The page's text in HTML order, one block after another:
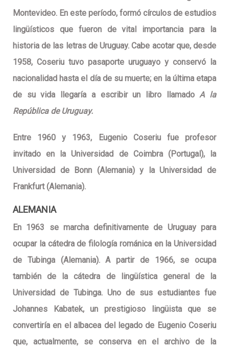
Montevideo. En este período, formó círculos de estudios
lingüísticos que fueron de vital importancia para la
historia de las letras de Uruguay. Cabe acotar que, desde
1958, Coseriu tuvo pasaporte uruguayo y conservó la
nacionalidad hasta el día de su muerte; en la última etapa
de su vida llegaría a escribir un libro llamadoA la
República de Uruguay.
Entre 1960 y 1963, Eugenio Coseriu fue profesor
invitado en la Universidad de Coimbra (Portugal), la
Universidad de Bonn (Alemania) y la Universidad de
Frankfurt (Alemania).
ALEMANIA
En 1963 se marcha definitivamente de Uruguay para
ocupar la cátedra de filología románica en la Universidad
de Tubinga (Alemania). A partir de 1966, se ocupa
también de la cátedra de lingüística general de la
Universidad de Tubinga. Uno de sus estudiantes fue
Johannes Kabatek, un prestigioso lingüista que se
convertiría en el albacea del legado de Eugenio Coseriu
que, actualmente, se conserva en el archivo de la